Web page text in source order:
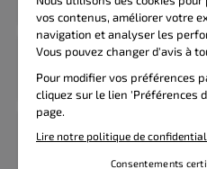
À partir de300,00 €
CATEGORIE 7
À partir de240,00 €